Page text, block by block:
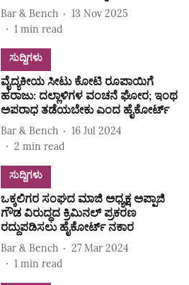
Bar & Bench
13 Nov 2025
1 min read
ಸುದ್ದಿಗಳು
ವೈದ್ಯಕೀಯ ಸೀಟು ಕೋಟಿ ರೂಪಾಯಿಗೆ
ಹರಾಜು: ದಲ್ಲಾಳಿಗಳ ವಂಚನೆ ಘೋರ; ಇಂಥ
ಅಪರಾಧ ತಡೆಯಬೇಕು ಎಂದ ಹೈಕೋರ್ಟ್‌
Bar & Bench
16 Jul 2024
2 min read
ಸುದ್ದಿಗಳು
ಒಕ್ಕಲಿಗರ ಸಂಘದ ಮಾಜಿ ಅಧ್ಯಕ್ಷ ಅಪ್ಪಾಜಿ
ಗೌಡ ವಿರುದ್ಧದ ಕ್ರಿಮಿನಲ್‌ ಪ್ರಕರಣ
ರದ್ದುಪಡಿಸಲು ಹೈಕೋರ್ಟ್‌ ನಕಾರ
Bar & Bench
27 Mar 2024
1 min read